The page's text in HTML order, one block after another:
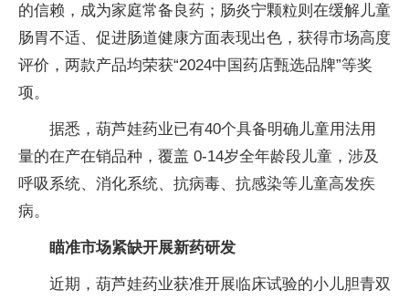
的信赖，成为家庭常备良药；肠炎宁颗粒则在缓解儿童
肠胃不适、促进肠道健康方面表现出色，获得市场高度
评价，两款产品均荣获“2024中国药店甄选品牌”等奖
项。
据悉，葫芦娃药业已有40个具备明确儿童用法用
量的在产在销品种，覆盖 0-14岁全年龄段儿童，涉及
呼吸系统、消化系统、抗病毒、抗感染等儿童高发疾
病。
瞄准市场紧缺开展新药研发
近期，葫芦娃药业获准开展临床试验的小儿胆青双